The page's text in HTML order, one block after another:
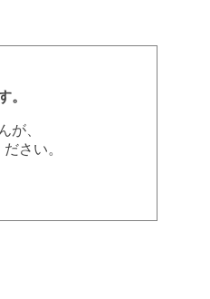
。
が、
さい。